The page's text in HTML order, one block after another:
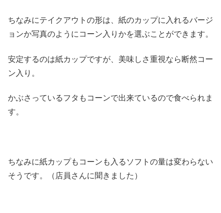
ちなみにテイクアウトの形は、紙のカップに入れるバージ
ョンか写真のようにコーン入りかを選ぶことができます。
安定するのは紙カップですが、美味しさ重視なら断然コー
ン入り。
かぶさっているフタもコーンで出来ているので食べられま
す。
ちなみに紙カップもコーンも入るソフトの量は変わらない
そうです。（店員さんに聞きました）